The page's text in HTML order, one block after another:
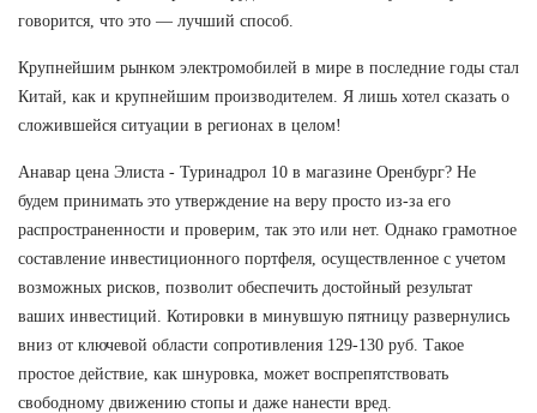
говорится, что это — лучший способ.
Крупнейшим рынком электромобилей в мире в последние годы стал
Китай, как и крупнейшим производителем. Я лишь хотел сказать о
сложившейся ситуации в регионах в целом!
Анавар цена Элиста - Туринадрол 10 в магазине Оренбург? Не
будем принимать это утверждение на веру просто из-за его
распространенности и проверим, так это или нет. Однако грамотное
составление инвестиционного портфеля, осуществленное с учетом
возможных рисков, позволит обеспечить достойный результат
ваших инвестиций. Котировки в минувшую пятницу развернулись
вниз от ключевой области сопротивления 129-130 руб. Такое
простое действие, как шнуровка, может воспрепятствовать
свободному движению стопы и даже нанести вред.